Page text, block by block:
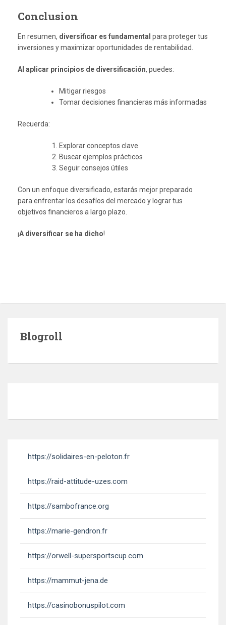
Conclusion
En resumen, diversificar es fundamental para proteger tus
inversiones y maximizar oportunidades de rentabilidad.
Al aplicar principios de diversificación, puedes:
Mitigar riesgos
Tomar decisiones financieras más informadas
Recuerda:
Explorar conceptos clave
Buscar ejemplos prácticos
Seguir consejos útiles
Con un enfoque diversificado, estarás mejor preparado
para enfrentar los desafíos del mercado y lograr tus
objetivos financieros a largo plazo.
¡A diversificar se ha dicho!
Blogroll
https://solidaires-en-peloton.fr
https://raid-attitude-uzes.com
https://sambofrance.org
https://marie-gendron.fr
https://orwell-supersportscup.com
https://mammut-jena.de
https://casinobonuspilot.com